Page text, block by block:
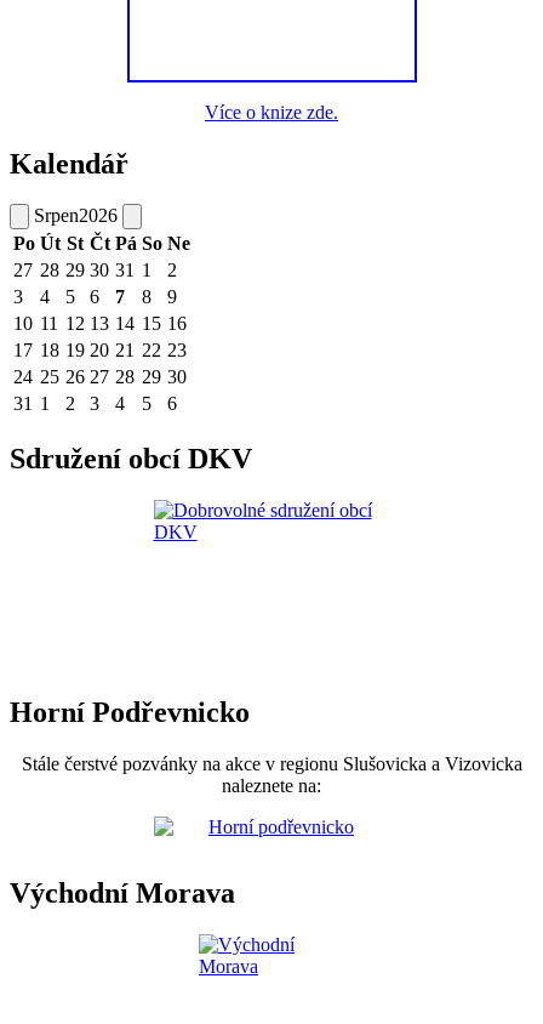
Více o knize zde.
Kalendář
Srpen2026
Po Út St Čt Pá So Ne
27 28 29 30 31 1
2
3
4 5 6 7 8
9
10 11 12 13 14 15 16
17 18 19 20 21 22 23
24 25 26 27 28 29 30
31 1 2 3 4 5 6
Sdružení obcí DKV
Horní Podřevnicko
Stále čerstvé pozvánky na akce v regionu Slušovicka a Vizovicka
naleznete na:
Východní Morava